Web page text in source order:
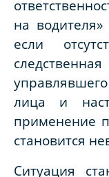
на
если
лица и
применение
становится
Ситуация